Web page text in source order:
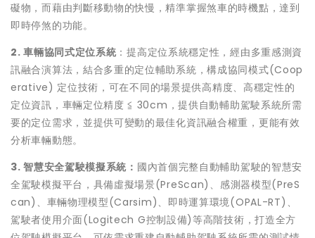
礙物，而藉由判斷移動物的快慢，精準掌握煞車的時機點，達到
即時停煞的功能。
2.車輛協同式定位系統 ：提高定位系統穩定性，經由多重感測資
訊融合演算法，結合多重的定位輔助系統，構成協同模式(Coop
erative) 定位技術，可在不同的場景提供高精度、高穩定性的
定位資訊，車輛定位精度 ≦ 30cm，提供自動輔助駕駛系統所需
要的定位需求，並提供可變動的最佳化資訊融合權重，更能有效
分析車輛動態。
3.智慧安全駕駛模擬系統 ： 國內首個完整自動輔助駕駛的智慧安
全駕駛模擬平台，具備虛擬場景(PreScan)、感測器模型(PreS
can)、車輛物理模型(Carsim)、即時運算環境(OPAL-RT)、
駕駛者使用介面(Logitech G控制設備)等高階技術，打造全方